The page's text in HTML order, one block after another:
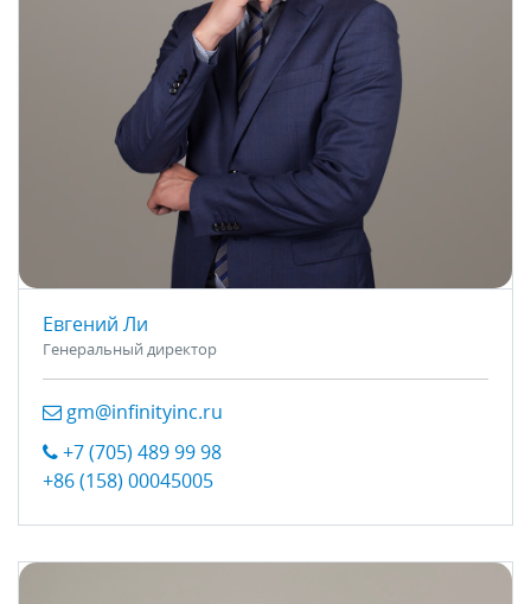
Евгений Ли
Генеральный директор
gm@infinityinc.ru
+7 (705) 489 99 98
+86 (158) 00045005